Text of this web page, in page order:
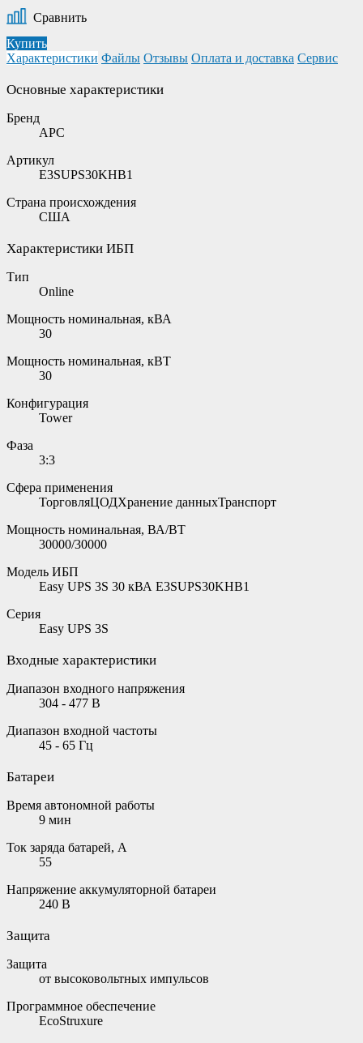
Сравнить
Купить
Характеристики Файлы Отзывы Оплата и доставка Сервис
Основные характеристики
Бренд
APC
Артикул
E3SUPS30KHB1
Страна происхождения
США
Характеристики ИБП
Тип
Online
Мощность номинальная, кВА
30
Мощность номинальная, кВТ
30
Конфигурация
Tower
Фаза
3:3
Сфера применения
ТорговляЦОДХранение данныхТранспорт
Мощность номинальная, ВА/ВТ
30000/30000
Модель ИБП
Easy UPS 3S 30 кВА E3SUPS30KHB1
Серия
Easy UPS 3S
Входные характеристики
Диапазон входного напряжения
304 - 477 В
Диапазон входной частоты
45 - 65 Гц
Батареи
Время автономной работы
9 мин
Ток заряда батарей, А
55
Напряжение аккумуляторной батареи
240 В
Защита
Защита
от высоковольтных импульсов
Программное обеспечение
EcoStruxure